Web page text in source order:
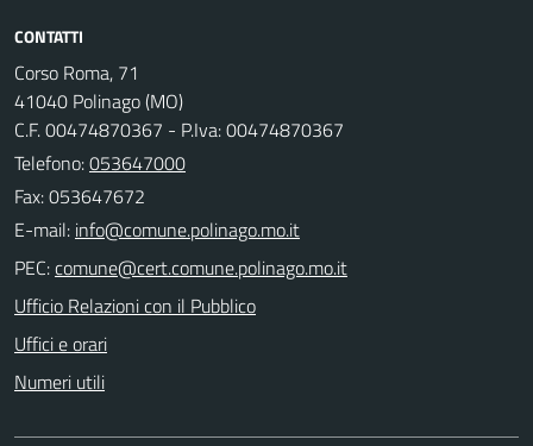
CONTATTI
Corso Roma, 71
41040 Polinago (MO)
C.F. 00474870367 - P.Iva: 00474870367
Telefono:053647000
Fax: 053647672
E-mail:
PEC:
Ufficio Relazioni con il Pubblico
Uffici e orari
Numeri utili